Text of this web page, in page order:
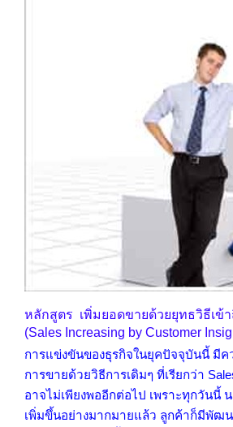
หลักสูตร เพิ่มยอดขายด้วยยุทธวิธีเข้
(Sales Increasing by Customer
การแข่งขันของธุรกิจในยุคปัจจุบันนี้ มี
การขายด้วยวิธีการเดิมๆ ที่เรียกว่า
อาจไม่เพียงพออีกต่อไป เพราะทุกวันนี้
เพิ่มขึ้นอย่างมากมายแล้ว ลูกค้าก็มีพัฒ